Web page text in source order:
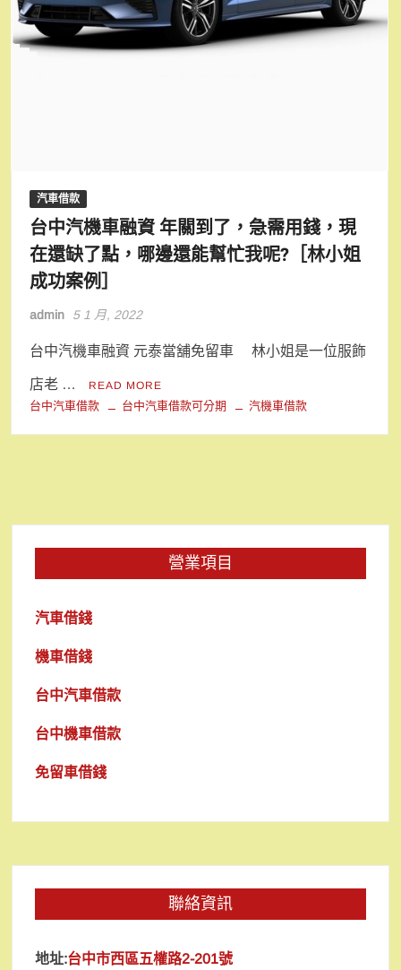
汽車借款
台中汽機車融資 年關到了，急需用錢，現
在還缺了點，哪邊還能幫忙我呢?［林小姐
成功案例］
admin 5 1 月, 2022
台中汽機車融資 元泰當舖免留車 林小姐是一位服飾
店老 … READ MORE
台中汽車借款 台中汽車借款可分期 汽機車借款
營業項目
汽車借錢
機車借錢
台中汽車借款
台中機車借款
免留車借錢
聯絡資訊
地址:台中市西區五權路2-201號